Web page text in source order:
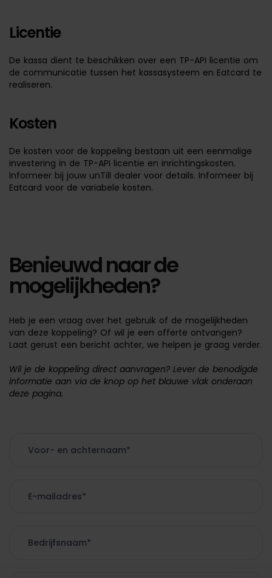
Licentie
De kassa dient te beschikken over een TP-API licentie om
de communicatie tussen het kassasysteem en Eatcard te
realiseren.
Kosten
De kosten voor de koppeling bestaan uit een eenmalige
investering in de TP-API licentie en inrichtingskosten.
Informeer bij jouw unTill dealer voor details. Informeer bij
Eatcard voor de variabele kosten.
Benieuwd naar de
mogelijkheden?
Heb je een vraag over het gebruik of de mogelijkheden
van deze koppeling? Of wil je een offerte ontvangen?
Laat gerust een bericht achter, we helpen je graag verder.
Wil je de koppeling direct aanvragen? Lever de benodigde
informatie aan via de knop op het blauwe vlak onderaan
deze pagina.